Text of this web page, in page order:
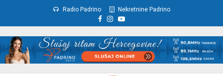
Radio Padrino Nekretnine Padrino
Facebook
Instagram
Youtube